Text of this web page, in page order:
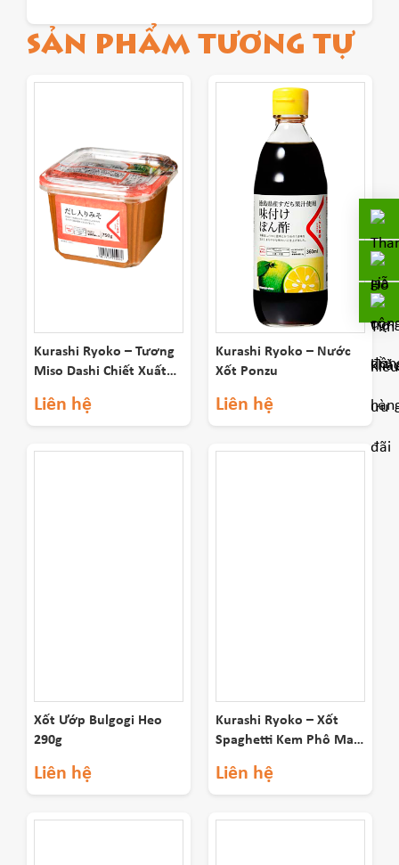
SẢN PHẨM TƯƠNG TỰ
Kurashi Ryoko – Tương
Miso Dashi Chiết Xuất
Liên hệ
Kurashi Ryoko – Nước
Xốt Ponzu
Liên hệ
Xốt Ướp Bulgogi Heo
290g
Liên hệ
Kurashi Ryoko – Xốt
Spaghetti Kem Phô Mai
Liên hệ